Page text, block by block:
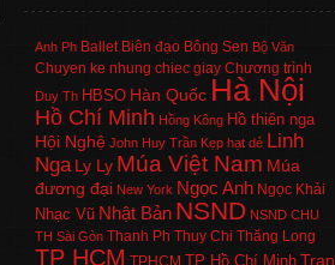
Anh Ph Ballet Biên đạo Bông Sen Bộ Văn
Chuyen ke nhung chiec giay Chương trình
Duy Th HBSO Hàn Quốc Hà Nội
Hồ Chí Minh Hồng Kông Hồ thiên nga
Hội Nghệ John Huy Trần Kẹp hạt dẻ Linh
Nga Ly Ly Múa Việt Nam Múa
đương đại New York Ngọc Anh Ngọc Khải
Nhạc Vũ Nhật Bản NSND NSND CHU
TH Sài Gòn Thanh Ph Thuy Chi Thăng Long
TP HCM TPHCM TP Hồ Chí Minh Tran